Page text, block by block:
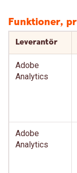
Funktioner,
Leverantör
Adobe
Analytics
Adobe
Analytics